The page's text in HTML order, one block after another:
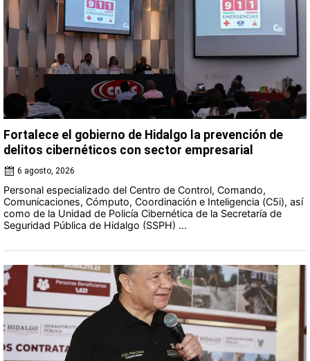
Fortalece el gobierno de Hidalgo la prevención de
delitos cibernéticos con sector empresarial
6 agosto, 2026
Personal especializado del Centro de Control, Comando,
Comunicaciones, Cómputo, Coordinación e Inteligencia (C5i), así
como de la Unidad de Policía Cibernética de la Secretaría de
Seguridad Pública de Hidalgo (SSPH) ...